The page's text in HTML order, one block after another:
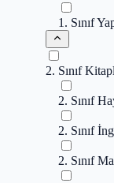
1. Sınıf
2. Sınıf
2. Sınıf
2. Sınıf
2. Sınıf